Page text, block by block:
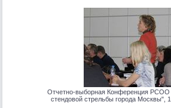
Отчетно-выборная Конференция РСОО
стендовой стрельбы города Москвы",